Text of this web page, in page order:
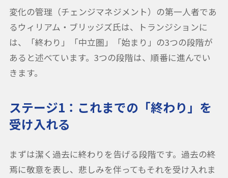
変化の管理（チェンジマネジメント）の第一人者であ
るウィリアム・ブリッジズ氏は、トランジションに
は、「終わり」「中立圏」「始まり」の3つの段階が
あると述べています。3つの段階は、順番に進んでい
きます。
ステージ1：これまでの「終わり」を
受け入れる
まずは潔く過去に終わりを告げる段階です。過去の終
焉に敬意を表し、悲しみを伴ってもそれを受け入れま